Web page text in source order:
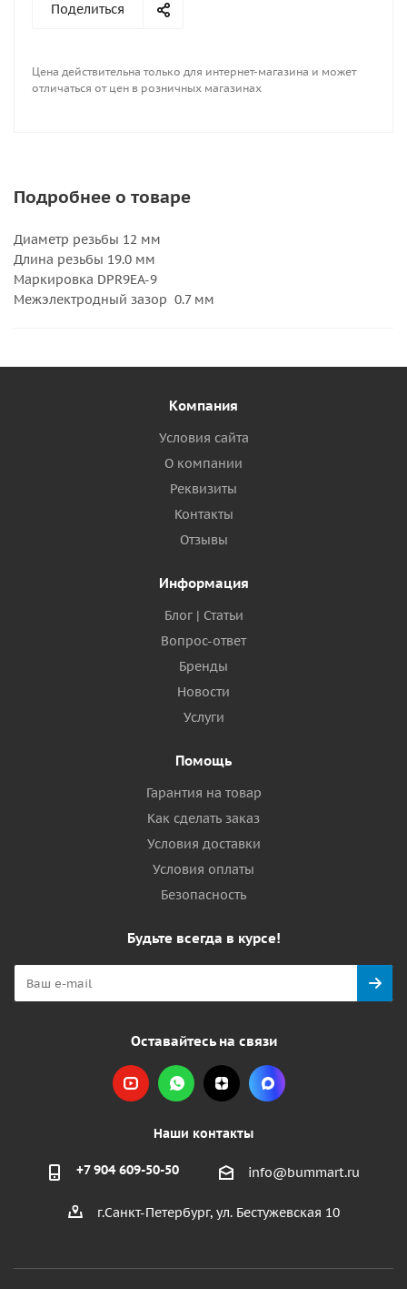
Поделиться
Цена действительна только для интернет-магазина и может
отличаться от цен в розничных магазинах
Подробнее о товаре
Диаметр резьбы 12 мм
Длина резьбы 19.0 мм
Маркировка DPR9EA-9
Межэлектродный зазор 0.7 мм
Компания
Условия сайта
О компании
Реквизиты
Контакты
Отзывы
Информация
Блог | Статьи
Вопрос-ответ
Бренды
Новости
Услуги
Помощь
Гарантия на товар
Как сделать заказ
Условия доставки
Условия оплаты
Безопасность
Будьте всегда в курсе!
Оставайтесь на связи
Наши контакты
+7 904 609-50-50 info@bummart.ru
г.Санкт-Петербург, ул. Бестужевская 10